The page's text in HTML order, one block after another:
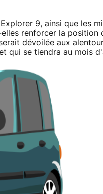
9, ainsi que les
renforcer la
dévoilée aux
qui se tiendra au mois